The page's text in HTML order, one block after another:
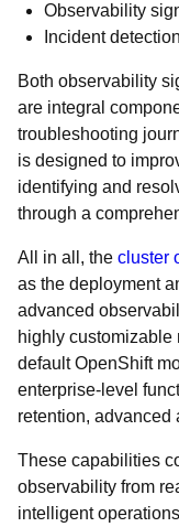
Observability
Incident
Both observability
are integral
troubleshooting
is designed to
identifying and
through a
All in all, the cluster
as the deployment
advanced
highly customizable
default OpenShift
enterprise-level
retention, advanced
These capabilities
observability from
intelligent